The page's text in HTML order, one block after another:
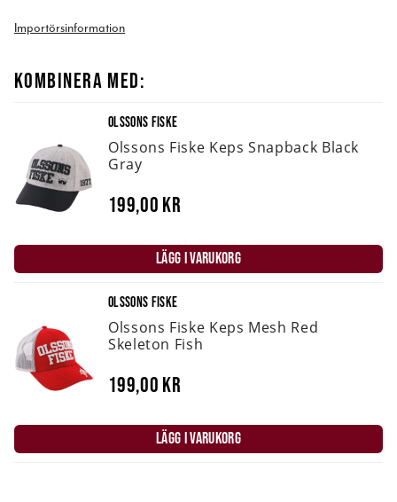
Importörsinformation
KOMBINERA MED:
OLSSONS FISKE
Olssons Fiske Keps Snapback Black
Gray
199,00 kr
LÄGG I VARUKORG
OLSSONS FISKE
Olssons Fiske Keps Mesh Red
Skeleton Fish
199,00 kr
LÄGG I VARUKORG